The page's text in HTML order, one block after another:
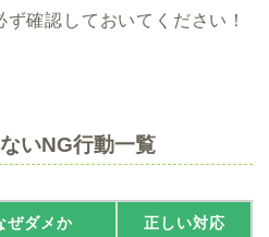
確認しておいてください！
いNG行動一覧
ぜダメか 正しい対応